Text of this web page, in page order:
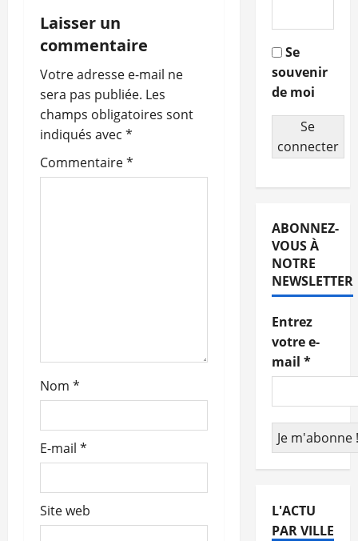
i
g
a
t
i
o
t
c
l
e
Laisser un
commentaire
Votre adresse e-mail ne
sera pas publiée. Les
champs obligatoires sont
indiqués avec *
Commentaire*
Nom *
E-mail *
Site web
Se
souvenir
de moi
Se
connecter
ABONNEZ-
VOUS À
NOTRE
NEWSLETTER
Entrez
votre e-
mail *
L'ACTU
PAR VILLE